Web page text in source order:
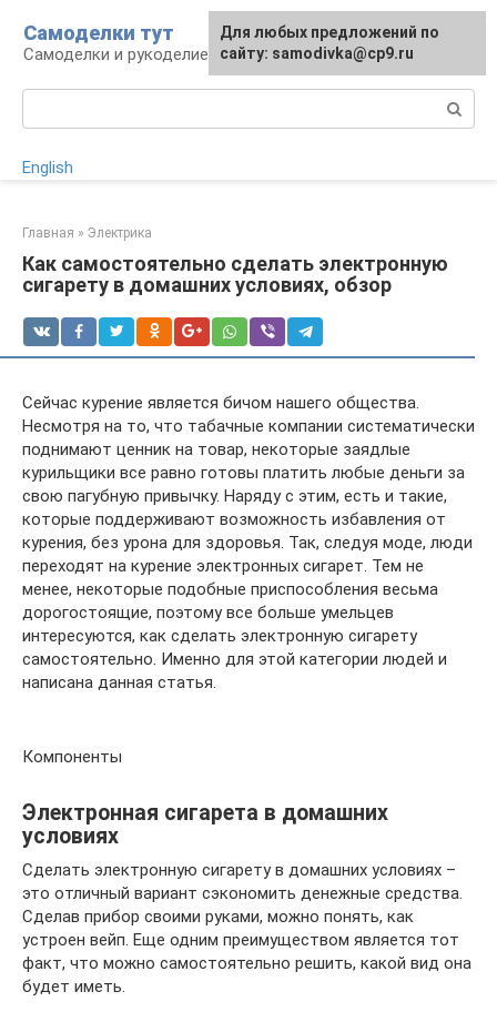
контенту
Самоделки тут
Самоделки и рукоделие для дома и участка
English
Главная » Электрика
Как самостоятельно сделать электронную
сигарету в домашних условиях, обзор
Сейчас курение является бичом нашего общества.
Несмотря на то, что табачные компании систематически
поднимают ценник на товар, некоторые заядлые
курильщики все равно готовы платить любые деньги за
свою пагубную привычку. Наряду с этим, есть и такие,
которые поддерживают возможность избавления от
курения, без урона для здоровья. Так, следуя моде, люди
переходят на курение электронных сигарет. Тем не
менее, некоторые подобные приспособления весьма
дорогостоящие, поэтому все больше умельцев
интересуются, как сделать электронную сигарету
самостоятельно. Именно для этой категории людей и
написана данная статья.
Компоненты
Электронная сигарета в домашних
условиях
Сделать электронную сигарету в домашних условиях –
это отличный вариант сэкономить денежные средства.
Сделав прибор своими руками, можно понять, как
устроен вейп. Еще одним преимуществом является тот
факт, что можно самостоятельно решить, какой вид она
будет иметь.
Для любых предложений по
сайту: samodivka@cp9.ru